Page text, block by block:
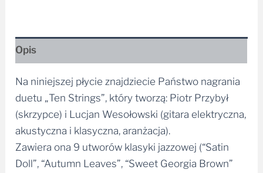
Opis
Na niniejszej płycie znajdziecie Państwo nagrania
duetu „Ten Strings”, który tworzą: Piotr Przybył
(skrzypce) i Lucjan Wesołowski (gitara elektryczna,
akustyczna i klasyczna, aranżacja).
Zawiera ona 9 utworów klasyki jazzowej (“Satin
Doll”, “Autumn Leaves”, “Sweet Georgia Brown”